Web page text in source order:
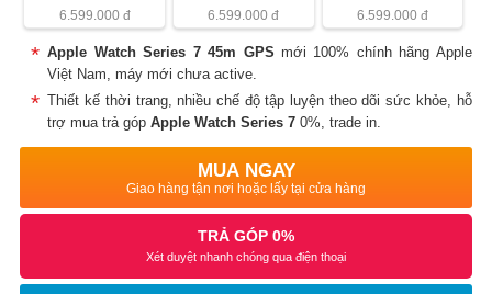
6.599.000đ
6.599.000 đ
6.599.000 đ
Apple Watch Series 7 45m GPS mới 100% chính hãng Apple
Việt Nam, máy mới chưa active.
Thiết kế thời trang, nhiều chế độ tập luyện theo dõi sức khỏe, hỗ
trợ mua trả gópApple Watch Series 7 0%, trade in.
MUA NGAY
Giao hàng tận nơi hoặc lấy tại cửa hàng
TRẢ GÓP 0%
Xét duyệt nhanh chóng qua điện thoại